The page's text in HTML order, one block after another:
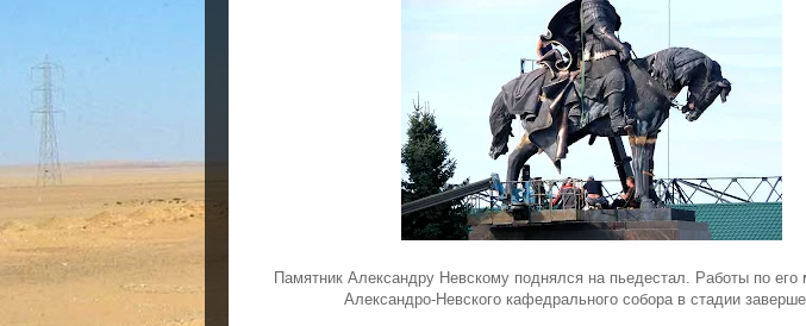
Памятник Александру Невскому поднялся на пьедестал. Работы по его
Александро-Невского кафедрального собора в стадии